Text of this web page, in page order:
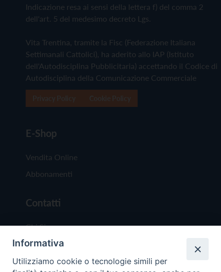
Indicazione resa ai sensi della lettera f) del comma 2
dell'art. 5 del medesimo decreto Lgs.
Vita Trentina, tramite la Fisc (Federazione Italiana
Settimanali Cattolici), ha aderito allo IAP (Istituto
dell'Autodisciplina Pubblicitaria) accettando il Codice di
Autodisciplina della Comunicazione Commerciale
E-Shop
Vendita Online
Abbonamenti
Contatti
Chi Siamo
Redazione
Scrivici
Informativa
Utilizziamo cookie o tecnologie simili per